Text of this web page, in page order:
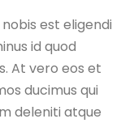
est eligendi
id quod
At vero eos et
ducimus qui
deleniti atque